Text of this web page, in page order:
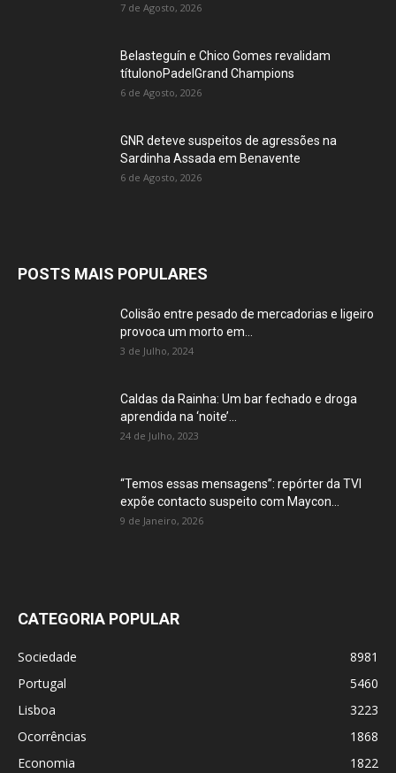
7 de Agosto, 2026
Belasteguín e Chico Gomes revalidam
títulonoPadelGrand Champions
6 de Agosto, 2026
GNR deteve suspeitos de agressões na
Sardinha Assada em Benavente
6 de Agosto, 2026
POSTS MAIS POPULARES
Colisão entre pesado de mercadorias e ligeiro
provoca um morto em...
3 de Julho, 2024
Caldas da Rainha: Um bar fechado e droga
aprendida na ‘noite’...
24 de Julho, 2023
“Temos essas mensagens”: repórter da TVI
expõe contacto suspeito com Maycon...
9 de Janeiro, 2026
CATEGORIA POPULAR
Sociedade
8981
Portugal
5460
Lisboa
3223
Ocorrências
1868
Economia
1822